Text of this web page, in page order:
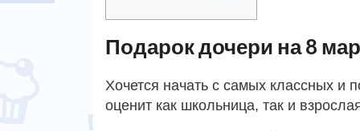
Подарок дочери на 8
Хочется начать с самых классных и
оценит как школьница, так и